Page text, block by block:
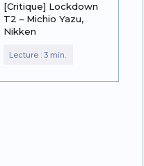
[Critique] Lockdown
T2 – Michio Yazu,
Nikken